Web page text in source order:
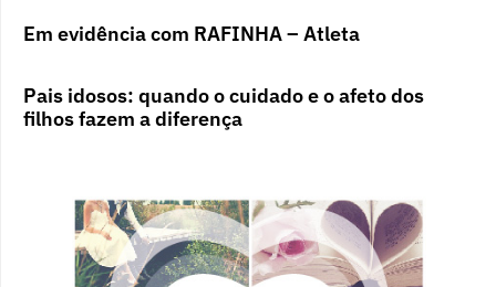
Em evidência com RAFINHA – Atleta
Pais idosos: quando o cuidado e o afeto dos
filhos fazem a diferença